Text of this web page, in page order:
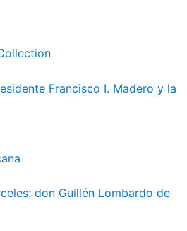
Francisco I. Madero y la
don Guillén Lombardo de